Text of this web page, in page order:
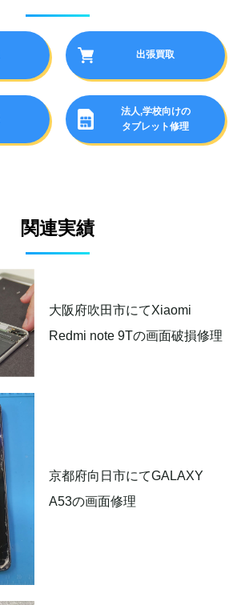
出張買取
法人,学校向けの
タブレット修理
関連実績
大阪府吹田市にてXiaomi
Redmi note 9Tの画面破損修理
京都府向日市にてGALAXY
A53の画面修理